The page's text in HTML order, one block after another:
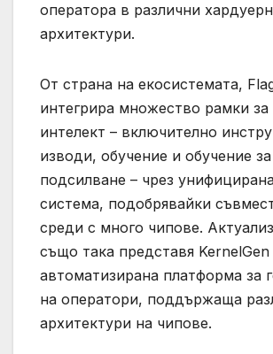
оператора в различни
архитектури.
От страна на екосистемата,
интегрира множество рамки за
интелект – включително
изводи, обучение и обучение за
подсилване – чрез
система, подобрявайки
среди с много чипове.
също така представя KernelGen
автоматизирана платформа за
на оператори, поддържаща
архитектури на чипове.